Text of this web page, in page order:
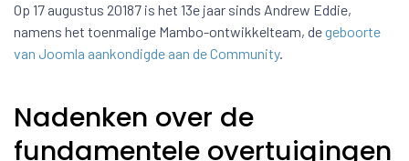
Op 17 augustus 20187 is het 13e jaar sinds Andrew Eddie,
namens het toenmalige Mambo-ontwikkelteam, degeboorte
van Joomla aankondigde aan de Community.
Nadenken over de
fundamentele overtuigingen